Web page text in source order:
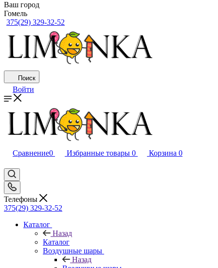
Ваш город
Гомель
375(29) 329-32-52
Поиск
Войти
Сравнение0 Избранные товары 0 Корзина 0
Телефоны
375(29) 329-32-52
Каталог
Назад
Каталог
Воздушные шары
Назад